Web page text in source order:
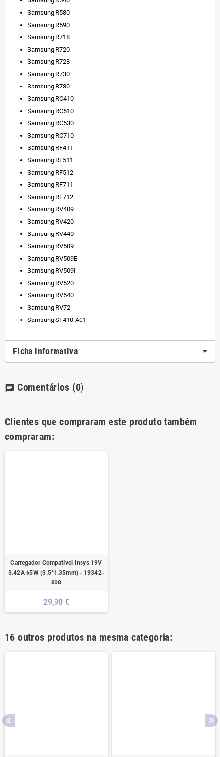
Samsung R580
Samsung R590
Samsung R718
Samsung R720
Samsung R728
Samsung R730
Samsung R780
Samsung RC410
Samsung RC510
Samsung RC530
Samsung RC710
Samsung RF411
Samsung RF511
Samsung RF512
Samsung RF711
Samsung RF712
Samsung RV409
Samsung RV420
Samsung RV440
Samsung RV509
Samsung RV509E
Samsung RV509I
Samsung RV520
Samsung RV540
Samsung RV72
Samsung SF410-A01
Ficha informativa
chat Comentários (0)
Clientes que compraram este produto também
compraram:
Carregador Compatível Insys 19V
3.42A 65W (3.5*1.35mm) - 19342-
808
29,90 €
16 outros produtos na mesma categoria: